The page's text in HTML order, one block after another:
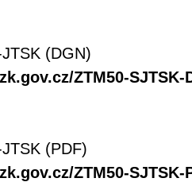
(DGN)
ZTM50-SJTSK-
(PDF)
ZTM50-SJTSK-